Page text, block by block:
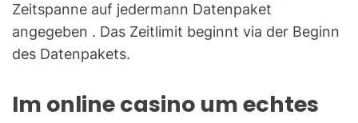
Zeitspanne auf jedermann Datenpaket
angegeben . Das Zeitlimit beginnt via der Beginn
des Datenpakets.
Im online casino um echtes